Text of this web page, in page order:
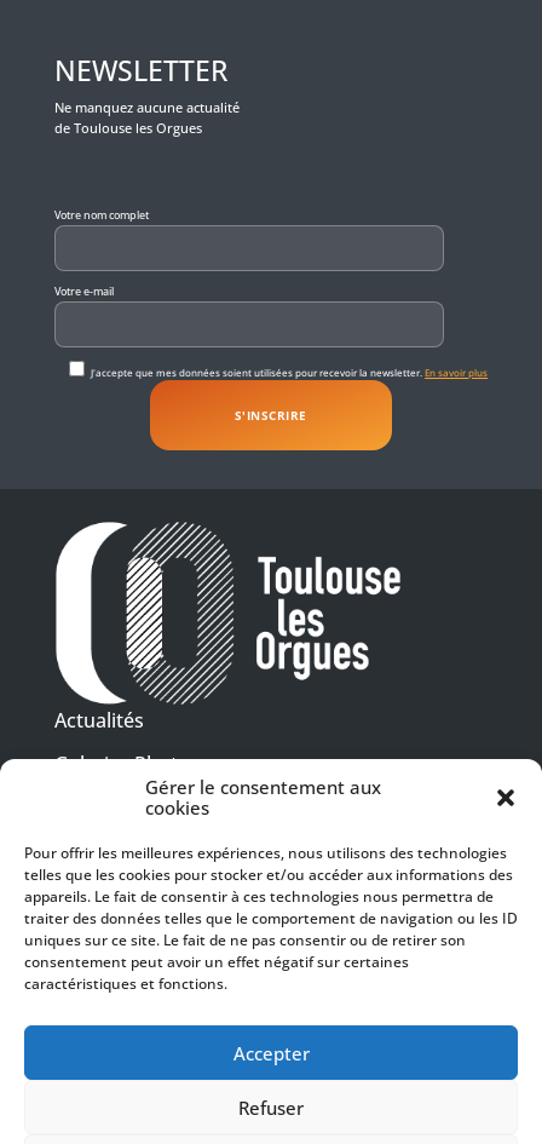
Gérer le consentement aux
cookies
Pour offrir les meilleures expériences, nous utilisons des technologies
telles que les cookies pour stocker et/ou accéder aux informations des
appareils. Le fait de consentir à ces technologies nous permettra de
traiter des données telles que le comportement de navigation ou les ID
uniques sur ce site. Le fait de ne pas consentir ou de retirer son
consentement peut avoir un effet négatif sur certaines
caractéristiques et fonctions.
Accepter
Refuser
NEWSLETTER
Ne manquez aucune actualité
de Toulouse les Orgues
Votre nom complet
Votre e-mail
J'accepte que mes données soient utilisées pour recevoir la newsletter.En savoir plus
Actualités
Galeries Photos
Vidéothèque
Presse
Programme PDF
Billetterie
Recrutement
Mentions légales
SUIVEZ-NOUS